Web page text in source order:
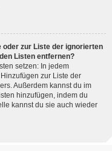
oder zur Liste der ignorierten
Listen entfernen?
setzen: In jedem
zur Liste der
Außerdem kannst du im
hinzufügen, indem du
kannst du sie auch wieder